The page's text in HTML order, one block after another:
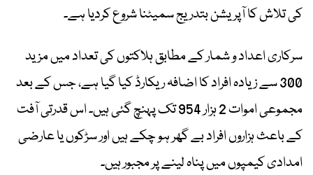
کی تلاش کا آپریشن بتدریج سمیٹنا شروع کردیا ہے۔
سرکاری اعداد و شمار کے مطابق ہلاکتوں کی تعداد میں مزید
300 سے زیادہ افراد کا اضافہ ریکارڈ کیا گیا ہے، جس کے بعد
مجموعی اموات 2 ہزار 954 تک پہنچ گئی ہیں۔ اس قدرتی آفت
کے باعث ہزاروں افراد بے گھر ہو چکے ہیں اور سڑکوں یا عارضی
امدادی کیمپوں میں پناہ لینے پر مجبور ہیں۔